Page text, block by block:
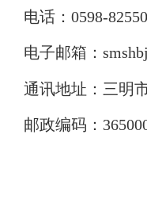
电话：0598-
电子邮箱：
通讯地址：三明市
邮政编码：